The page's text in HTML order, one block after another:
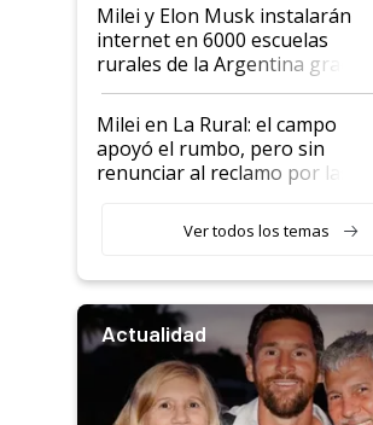
Milei y Elon Musk instalarán
internet en 6000 escuelas
rurales de la Argentina gracias
a un acuerdo con Starlink
Milei en La Rural: el campo
apoyó el rumbo, pero sin
renunciar al reclamo por las
Ver todos los temas
Actualidad